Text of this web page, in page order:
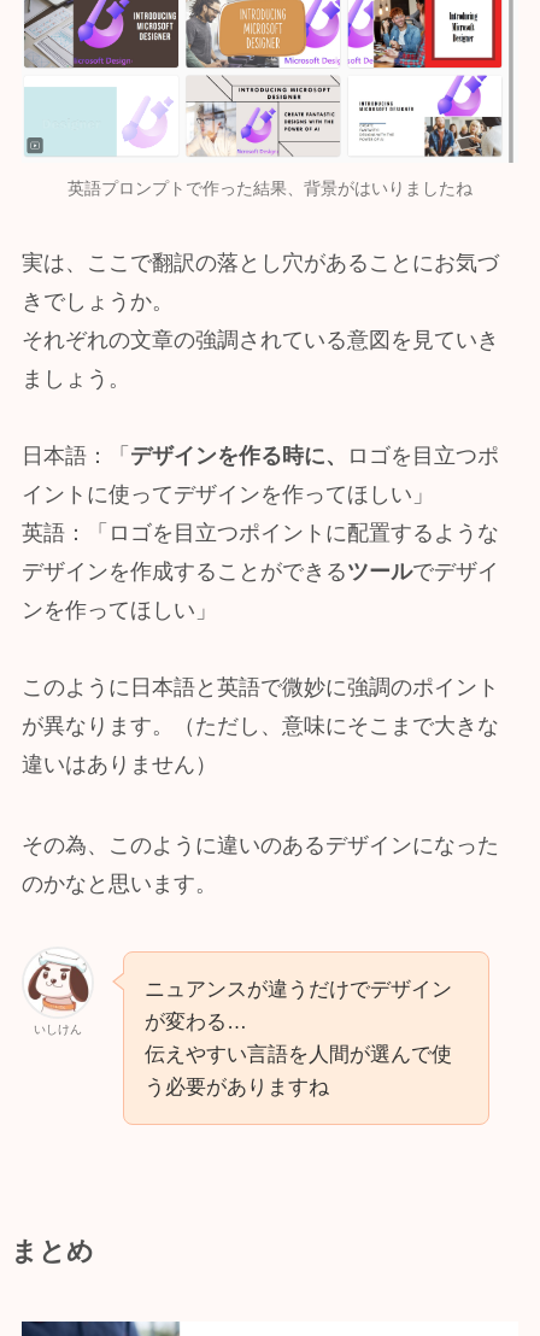
英語プロンプトで作った結果、背景がはいりましたね
実は、ここで翻訳の落とし穴があることにお気づ
きでしょうか。
それぞれの文章の強調されている意図を見ていき
ましょう。
日本語：「 デザインを作る時に、
ロゴを目立つポ
イントに使ってデザインを作ってほしい」
英語：「ロゴを目立つポイントに配置するような
デザインを作成することができるツールでデザイ
ンを作ってほしい」
このように日本語と英語で微妙に強調のポイント
が異なります。（ただし、意味にそこまで大きな
違いはありません）
その為、このように違いのあるデザインになった
のかなと思います。
いしけん
ニュアンスが違うだけでデザイン
が変わる…
伝えやすい言語を人間が選んで使
う必要がありますね
まとめ